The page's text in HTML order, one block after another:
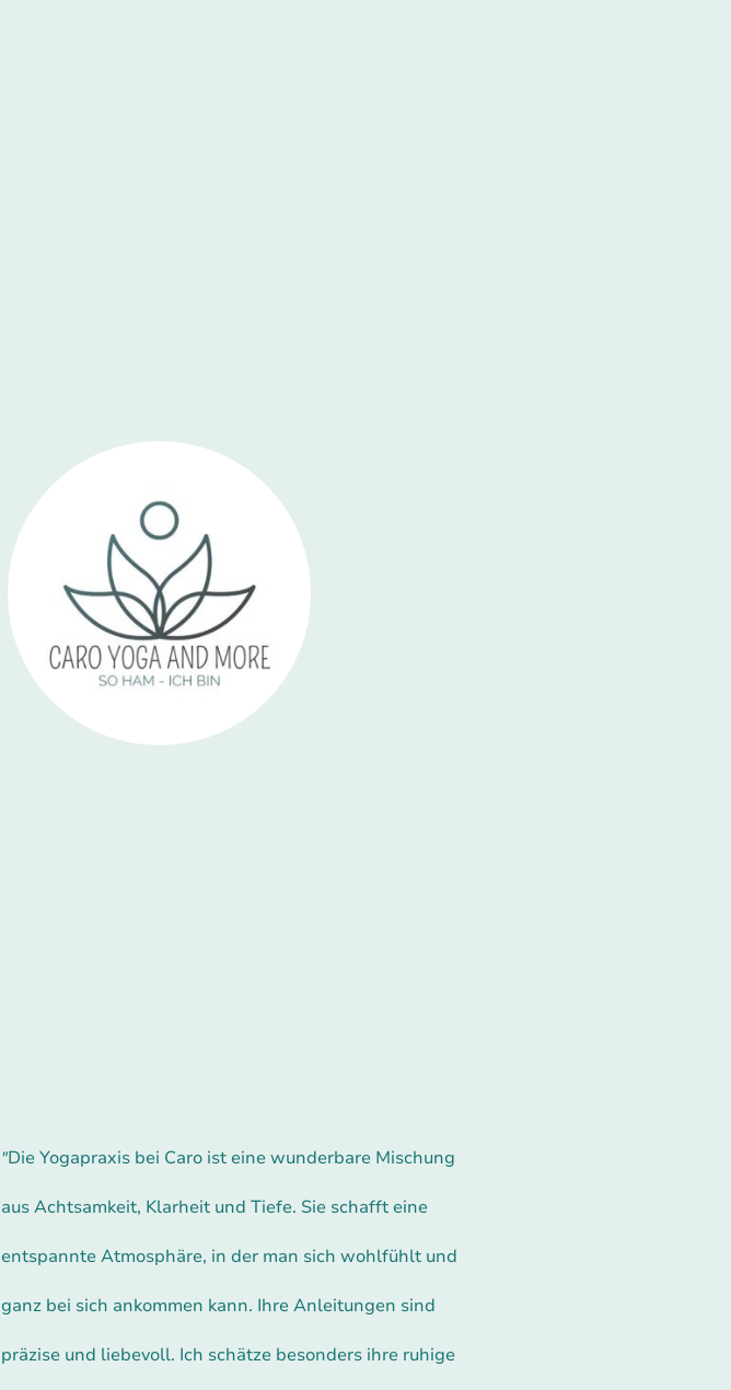
"Die Yogapraxis bei Caro ist eine wunderbare Mischung
aus Achtsamkeit, Klarheit und Tiefe. Sie schafft eine
entspannte Atmosphäre, in der man sich wohlfühlt und
ganz bei sich ankommen kann. Ihre Anleitungen sind
präzise und liebevoll. Ich schätze besonders ihre ruhige